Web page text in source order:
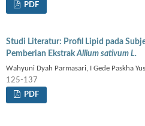
PDF
Studi Literatur: Profil Lipid pada
Pemberian EkstrakAllium sativum L.
Wahyuni Dyah Parmasari, I Gede Paskha
125-137
PDF